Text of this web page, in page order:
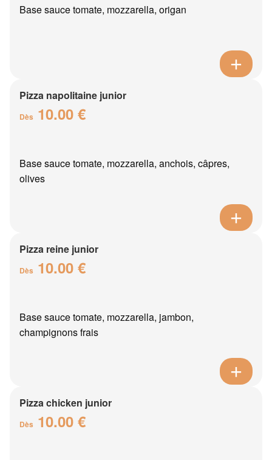
Base sauce tomate, mozzarella, origan
Pizza napolitaine junior
Dès 10.00 €
Base sauce tomate, mozzarella, anchois, câpres,
olives
Pizza reine junior
Dès 10.00 €
Base sauce tomate, mozzarella, jambon,
champignons frais
Pizza chicken junior
Dès 10.00 €